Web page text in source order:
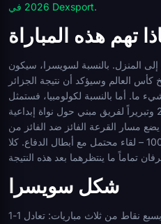
2026 في Dexsport.
تهم هذه المباراة
المنزل. بالنسبة لسويسرا، سيكون
كأس العالم وسيؤكد أن نتيجة الجزائر
ما. أما بالنسبة لكولومبيا، فستمثل
أعمق مشاركة لها منذ عام 2014 وتبريراً لفريق مبني حول نواة إبداعية
مسار القرعة الفائز ضد الفائز من
الأرجنتين أو مصر في المباراة 100 – لقاء محتمل مع أبطال الدفاع. كلا
شكل سويسرا
فازت سويسرا بالمجموعة الثانية بسبع نقاط من ثلاث مباريات: تعادل 1-1